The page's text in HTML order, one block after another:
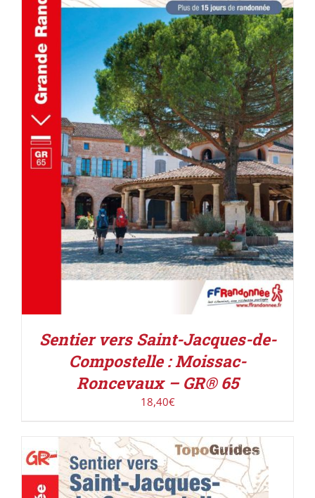
AJOUTER AU PANIER / DÉTAILS
Sentier vers Saint-Jacques-de-
Compostelle : Moissac-
Roncevaux – GR® 65
18,40€